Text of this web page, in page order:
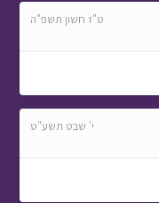
ט"ז חשון תשפ"ה
י' שבט תשע"ט